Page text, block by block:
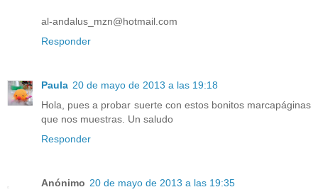
al-andalus_mzn@hotmail.com
Responder
Paula 20 de mayo de 2013 a las 19:18
Hola, pues a probar suerte con estos bonitos marcapáginas
que nos muestras. Un saludo
Responder
Anónimo 20 de mayo de 2013 a las 19:35